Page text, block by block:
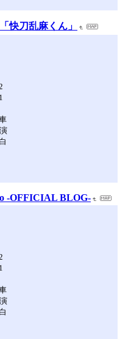
快刀乱麻くん」
-OFFICIAL BLOG-